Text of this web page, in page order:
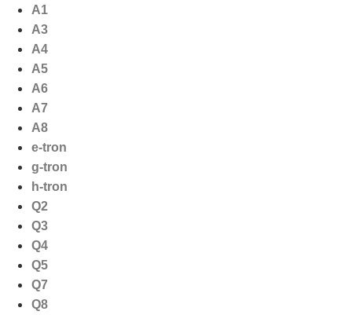
naar
inhoud
A1
A3
A4
A5
A6
A7
A8
e-tron
g-tron
h-tron
Q2
Q3
Q4
Q5
Q7
Q8